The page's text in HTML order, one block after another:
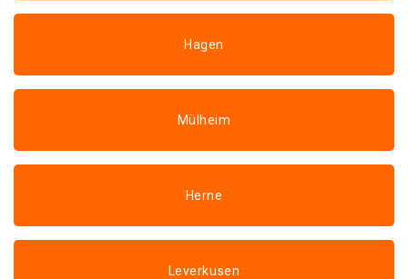
Hagen
Mülheim
Herne
Leverkusen